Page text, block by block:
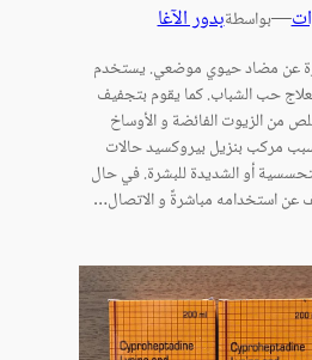
—بواسطةبدور الآغا
عن مضاد حيوي موضعي. يستخدم
حب الشباب. كما يقوم بتجفيف
من الزيوت الفائضة و الأوساخ
مركب بنزيل بيروكسيد حالات
أو الشديدة للبشرة. في حال
استخدامه مباشرةً و الاتصال…